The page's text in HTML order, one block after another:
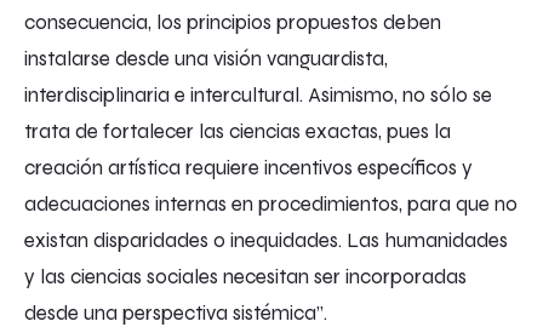
consecuencia, los principios propuestos deben
instalarse desde una visión vanguardista,
interdisciplinaria e intercultural. Asimismo, no sólo se
trata de fortalecer las ciencias exactas, pues la
creación artística requiere incentivos específicos y
adecuaciones internas en procedimientos, para que no
existan disparidades o inequidades. Las humanidades
y las ciencias sociales necesitan ser incorporadas
desde una perspectiva sistémica”.